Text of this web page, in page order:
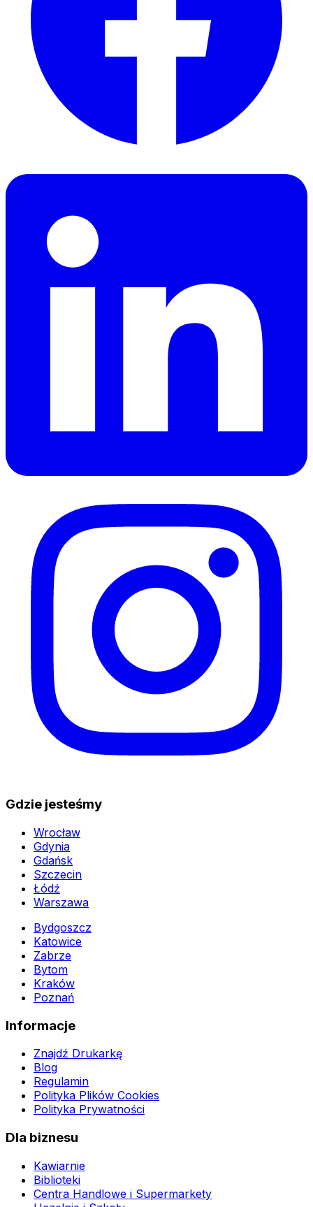
Gdzie jesteśmy
Wrocław
Gdynia
Gdańsk
Szczecin
Łódź
Warszawa
Bydgoszcz
Katowice
Zabrze
Bytom
Kraków
Poznań
Informacje
Znajdź Drukarkę
Blog
Regulamin
Polityka Plików Cookies
Polityka Prywatności
Dla biznesu
Kawiarnie
Biblioteki
Centra Handlowe i Supermarkety